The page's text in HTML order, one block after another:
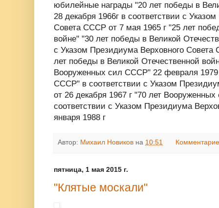
юбилейные награды "20 лет победы в
28 декабря 1966г в соответствии с
Совета СССР от 7 мая 1965 г "25 лет
войне" "30 лет победы в Великой
с Указом Президиума Верховного Совета
лет победы в Великой Отечественной
Вооруженных сил СССР" 22 февраля
СССР" в соответствии с Указом
от 26 декабря 1967 г "70 лет
соответствии с Указом Президиума
января 1988 г
Автор: Михаил Новиков на 10:51
пятница, 1 мая 2015 г.
"Клятые москали"